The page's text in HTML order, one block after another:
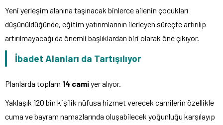
Yeni yerleşim alanına taşınacak binlerce ailenin çocukları
düşünüldüğünde, eğitim yatırımlarının ilerleyen süreçte artırılıp
artırılmayacağı da önemli başlıklardan biri olarak öne çıkıyor.
İbadet Alanları da Tartışılıyor
Planlarda toplam 14 camiyer alıyor.
Yaklaşık 120 bin kişilik nüfusa hizmet verecek camilerin özellikle
cuma ve bayram namazlarında oluşabilecek yoğunluğu karşılayıp